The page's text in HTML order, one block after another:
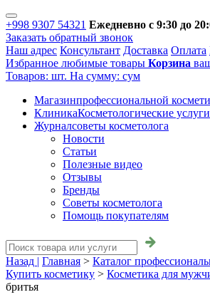
+998 9307 54321 Ежедневно с 9:30 до
Заказать обратный звонок
Наш адрес Консультант Доставка Оплата
Избранное любимые товары Корзина
Товаров: шт. На сумму: сум
Магазинпрофессиональной
КлиникаКосметологические услуги
Журналсоветы косметолога
Новости
Статьи
Полезные видео
Отзывы
Бренды
Советы косметолога
Помощь покупателям
Назад | Главная > Каталог
Купить косметику > Косметика для
бритья